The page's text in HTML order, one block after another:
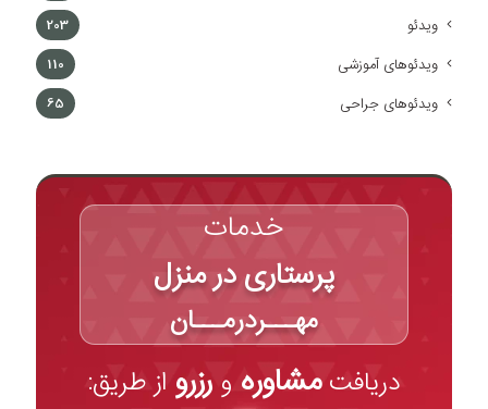
ویدئو 203
ویدئوهای آموزشی 110
ویدئوهای جراحی 65
خدمات
پرستاری در منزل
مهـــردرمـــان
دریافتمشاوره و رزرو از طریق: